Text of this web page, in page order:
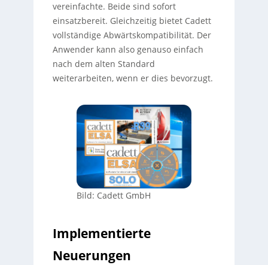
vereinfachte. Beide sind sofort
einsatzbereit. Gleichzeitig bietet Cadett
vollständige Abwärtskompatibilität. Der
Anwender kann also genauso einfach
nach dem alten Standard
weiterarbeiten, wenn er dies bevorzugt.
Bild: Cadett GmbH
Implementierte
Neuerungen